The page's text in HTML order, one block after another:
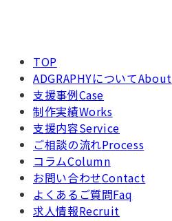
TOP
ADGRAPHYについてAbout
支援事例Case
制作実績Works
支援内容Service
ご相談の流れProcess
コラムColumn
お問い合わせContact
よくあるご質問Faq
求人情報Recruit